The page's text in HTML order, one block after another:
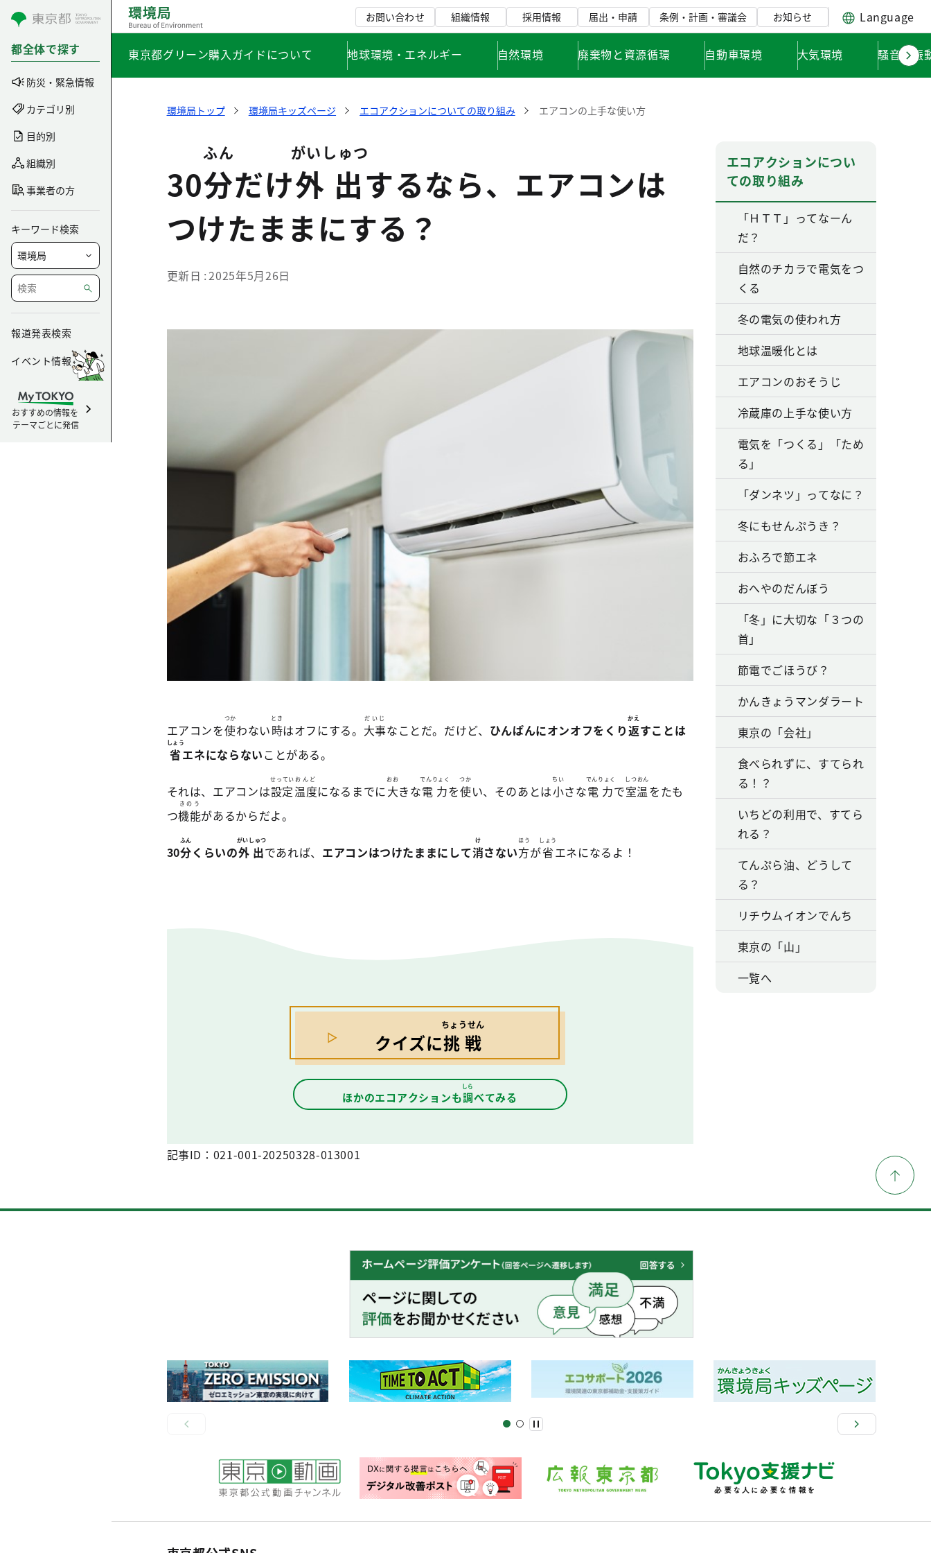
コンテンツにスキップ
都全体で探す
防災・緊急情報
カテゴリ別
目的別
組織別
事業者の方
キーワード検索
報道発表検索
イベント情報
おすすめの情報を
テーマごとに発信
お問い合わせ 組織情報 採用情報 届出・申請 条例・計画・審議会 お知らせ Language
東京都グリーン購入ガイドについて 地球環境・エネルギー 自然環境 廃棄物と資源循環 自動車環境 大気環境 騒音・振
環境局トップ 環境局キッズページ エコアクションについての取り組み エアコンの上手な使い方
30分
ふん
だけ外出
がいしゅつ
するなら、エアコンは
つけたままにする？
更新日 2025年5月26日
エアコンを使
つか
わない時
とき
はオフにする。 大事
だいじ
なことだ。だけど、 ひんぱんにオンオフをくり返
かえ
すことは
省
しょう
エネにならないことがある。
それは、エアコンは設定
せってい
温度
おんど
になるまでに大
おお
きな電力
でんりょく
を使
つか
い、そのあとは小
ちい
さな電力
でんりょく
で室温
しつおん
をたも
つ機能
きのう
があるからだよ。
30分
ふん
くらいの外出
がいしゅつ
であれば、 エアコンはつけたままにして消
け
さない方
ほう
が省
しょう
エネになるよ！
クイズに挑戦
ちょうせん
ほかのエコアクションも調
しら
べてみる
記事ID：021-001-20250328-013001
エコアクションについ
ての取り組み
「ＨＴＴ」ってなーん
だ？
自然のチカラで電気をつ
くる
冬の電気の使われ方
地球温暖化とは
エアコンのおそうじ
冷蔵庫の上手な使い方
電気を「つくる」「ため
る」
「ダンネツ」ってなに？
冬にもせんぷうき？
おふろで節エネ
おへやのだんぼう
「冬」に大切な「３つの
首」
節電でごほうび？
かんきょうマンダラート
東京の「会社」
食べられずに、すてられ
る！？
いちどの利用で、すてら
れる？
てんぷら油、どうして
る？
リチウムイオンでんち
東京の「山」
一覧へ